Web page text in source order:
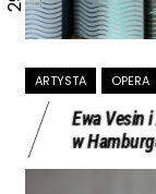
ARTYSTA OPERA
Ewa Vesin
w